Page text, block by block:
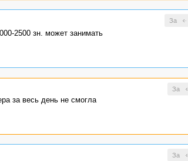
За
2500 зн. может занимать
За
за весь день не смогла
За